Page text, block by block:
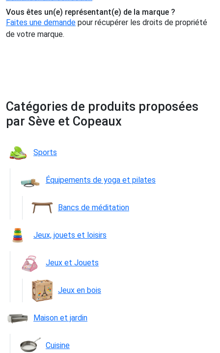
Vous êtes un(e) représentant(e) de la marque ?
Faites une demande pour récupérer les droits de propriété
de votre marque.
Catégories de produits proposées
par Sève et Copeaux
Sports
Équipements de yoga et pilates
Bancs de méditation
Jeux, jouets et loisirs
Jeux et Jouets
Jeux en bois
Maison et jardin
Cuisine